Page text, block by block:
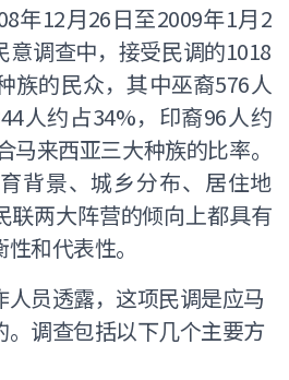
年12月26日至2009年1月2
意调查中，接受民调的1018
族的民众，其中巫裔576人
人约占34%，印裔96人约
马来西亚三大种族的比率。
背景、城乡分布、居住地
联两大阵营的倾向上都具有
和代表性。
员透露，这项民调是应马
调查包括以下几个主要方